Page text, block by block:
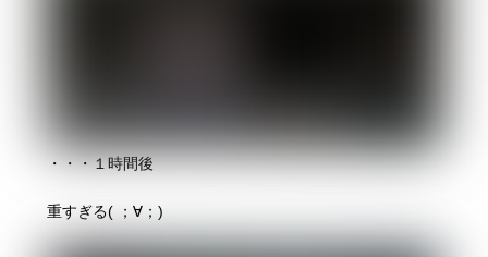
・・・１時間後
重すぎる( ；∀；)